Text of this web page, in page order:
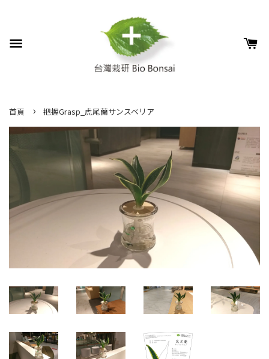
首頁 › 把握Grasp_虎尾蘭サンスベリア